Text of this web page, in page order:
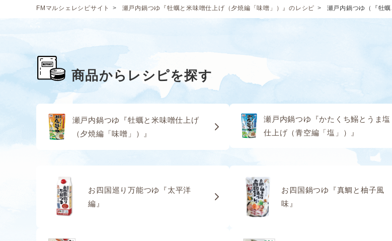
FMマルシェレシピサイト 瀬戸内鍋つゆ『牡蠣と米味噌仕上げ（夕焼編「味噌」）』のレシピ 瀬戸内鍋つゆ（『牡
商品からレシピを探す
瀬戸内鍋つゆ『牡蠣と米味噌仕上げ
（夕焼編「味噌」）』
瀬戸内鍋つゆ『かたくち鰯とうま塩
仕上げ（青空編「塩」）』
お四国巡り万能つゆ『太平洋
編』
お四国鍋つゆ『真鯛と柚子風
味』